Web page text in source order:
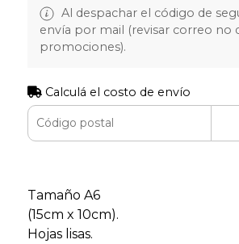
Al despachar el código de
envía por mail (revisar correo no
promociones).
Calculá el costo de envío
Tamaño A6
(15cm x 10cm).
Hojas lisas.